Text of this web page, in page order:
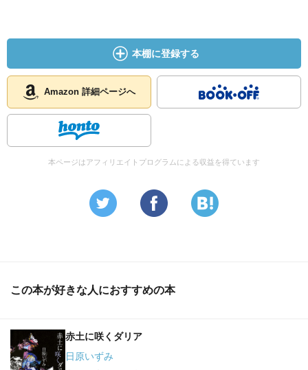
本棚に登録する
Amazon 詳細ページへ
本ページはアフィリエイトプログラムによる収益を得ています
この本が好きな人におすすめの本
赤土に咲くダリア
日原いずみ